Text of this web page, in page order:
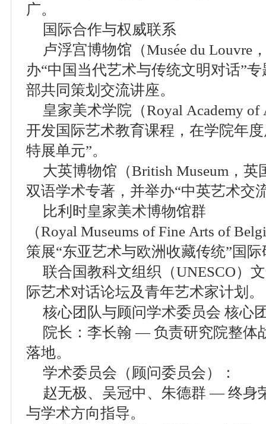
广。
国际合作与权威联系
卢浮宫博物馆（Musée du Louvre
办“中国当代艺术与传统文明对话”
部共同策划交流讲座。
皇家美术学院（Royal Academy
开发国际艺术教育课程，在学院年
特展单元”。
大英博物馆（British Museum，
双语学术专著，并举办“中英艺术交
比利时皇家美术博物馆群
（Royal Museums of Fine Arts of
策展“东亚艺术与欧洲收藏传统”国
联合国教科文组织（UNESCO）
际艺术对话论坛及青年艺术家计划。
核心团队与顾问学术委员会 核心
院长：李长翰 — 负责研究院整体
落地。
学术委员会（顾问委员会）：
赵无极、吴冠中、朱德群 — 终身
与学术方向指导。